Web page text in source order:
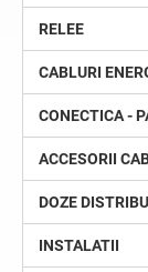
RELEE
CABLURI
CONECTICA -
ACCESORII
DOZE
INSTALATII